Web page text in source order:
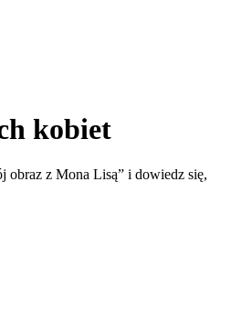
kobiet
obraz z Mona Lisą” i dowiedz się,